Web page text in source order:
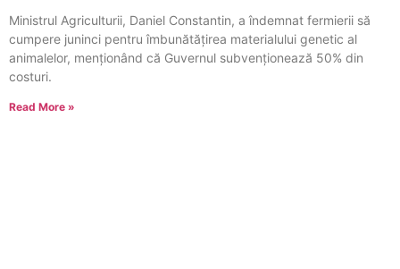
Ministrul Agriculturii, Daniel Constantin, a îndemnat fermierii să
cumpere juninci pentru îmbunătățirea materialului genetic al
animalelor, menționând că Guvernul subvenționează 50% din
costuri.
Read More »